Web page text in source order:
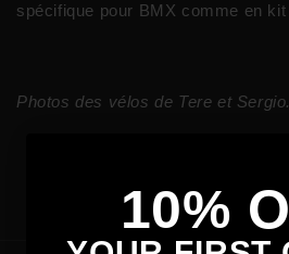
spécifique pour BMX comme en
Photos des vélos de Tere et Sergio.
Retour au
10%